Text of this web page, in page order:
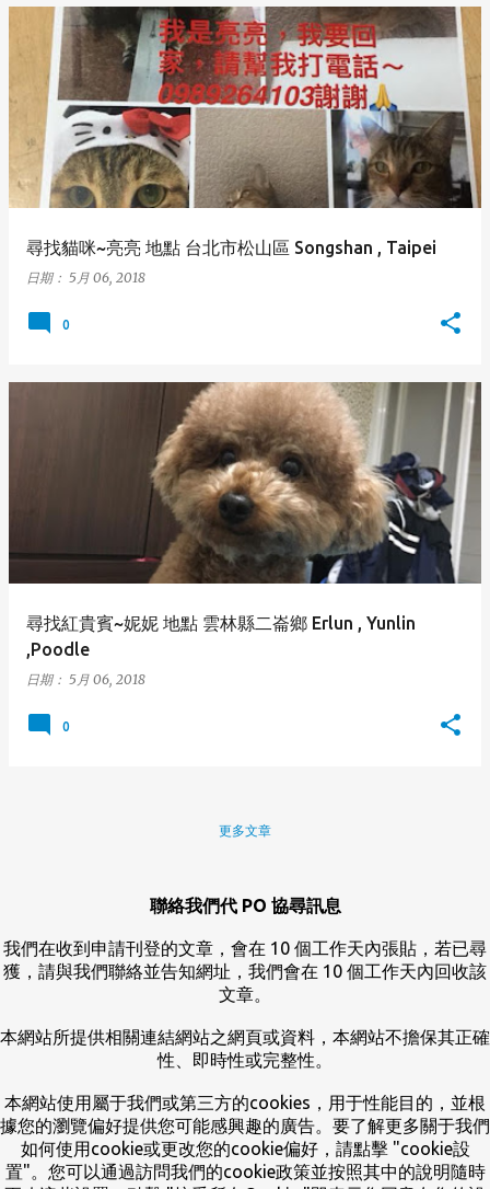
尋找貓咪~亮亮 地點 台北市松山區 Songshan , Taipei
日期： 5月 06, 2018
0
尋找紅貴賓~妮妮 地點 雲林縣二崙鄉 Erlun , Yunlin
,Poodle
日期： 5月 06, 2018
0
更多文章
聯絡我們代 PO 協尋訊息
我們在收到申請刊登的文章，會在 10 個工作天內張貼，若已尋
獲，請與我們聯絡並告知網址，我們會在 10 個工作天內回收該
文章。
本網站所提供相關連結網站之網頁或資料，本網站不擔保其正確
性、即時性或完整性。
本網站使用屬于我們或第三方的cookies，用于性能目的，並根
據您的瀏覽偏好提供您可能感興趣的廣告。要了解更多關于我們
如何使用cookie或更改您的cookie偏好，請點擊 "cookie設
置"。您可以通過訪問我們的cookie政策並按照其中的說明隨時